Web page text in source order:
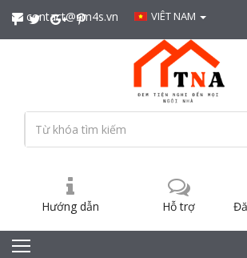
contact@sm4s.vn VIÊT NAM
Hướng dẫn Hỗ trợ